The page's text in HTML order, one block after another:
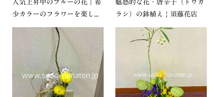
人気上昇中のブルーの花｜希
少カラーのフラワーを楽し...
魅惑的な花・唐辛子（トウガ
ラシ）の鉢植え | 須藤花店